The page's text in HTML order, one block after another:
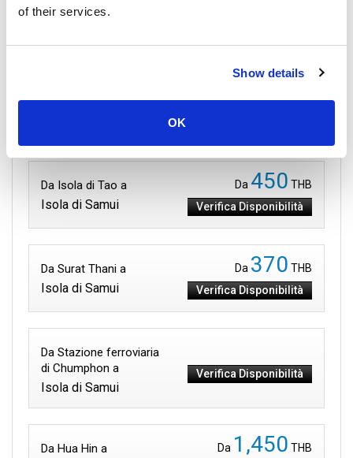
of their services.
Show details
OK
Da Isola di Phangan a Da199THB
Da Isola di Tao a
Isola di Samui
Da 450 THB
Verifica Disponibilità
Da Surat Thani a
Isola di Samui
Da 370 THB
Verifica Disponibilità
Da Stazione ferroviaria
di Chumphon a
Isola di Samui
Verifica Disponibilità
Da Hua Hin a Da 1,450 THB